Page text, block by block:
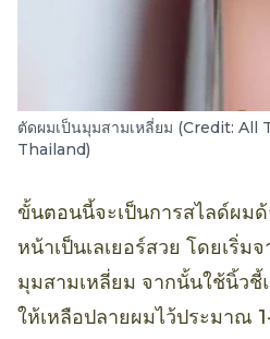
ตัดผมเป็นมุมสามเหลี่ยม (Credit:
Thailand)
ขั้นตอนนี้จะเป็นการสไลด์ผม
หน้าเป็นเลเยอร์สวย โดยเริ่ม
มุมสามเหลี่ยม จากนั้นใช้นิ้วชี้
ให้เหลือปลายผมไว้ประมาณ